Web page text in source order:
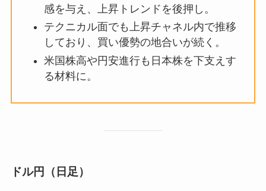
感を与え、上昇トレンドを後押し。
テクニカル面でも上昇チャネル内で推移
しており、買い優勢の地合いが続く。
米国株高や円安進行も日本株を下支えす
る材料に。
ドル円（日足）